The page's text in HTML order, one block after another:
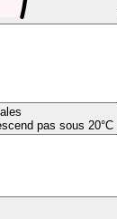
pas sous 20°C